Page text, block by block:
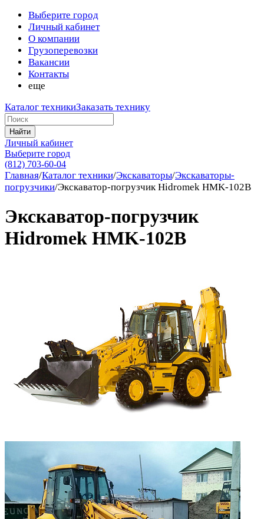
Выберите город
Личный кабинет
О компании
Грузоперевозки
Вакансии
Контакты
еще
Каталог техникиЗаказать технику
Найти
Личный кабинет
Выберите город
(812) 703-60-04
Главная/Каталог техники/Экскаваторы/Экскаваторы-
погрузчики/Экскаватор-погрузчик Hidromek HMK-102B
Экскаватор-погрузчик
Hidromek HMK-102B